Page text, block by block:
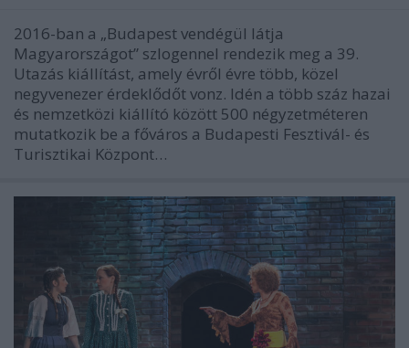
2016-ban a „Budapest vendégül látja
Magyarországot” szlogennel rendezik meg a 39.
Utazás kiállítást, amely évről évre több, közel
negyvenezer érdeklődőt vonz. Idén a több száz hazai
és nemzetközi kiállító között 500 négyzetméteren
mutatkozik be a főváros a Budapesti Fesztivál- és
Turisztikai Központ…